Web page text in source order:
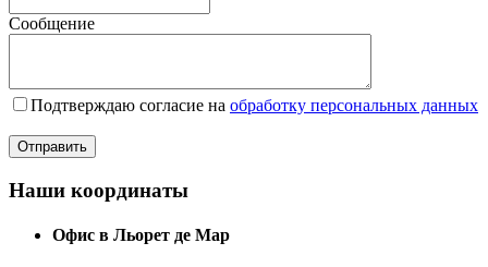
Сообщение
Подтверждаю согласие на обработку персональных данных
Наши координаты
Офис в Льорет де Мар